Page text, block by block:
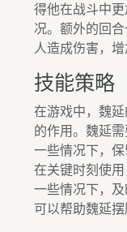
得他在战斗中
况。额外的回
人造成伤害，增
技能策略
在游戏中，魏
的作用。魏延
一些情况下，
在关键时刻使
一些情况下，及
可以帮助魏延摆